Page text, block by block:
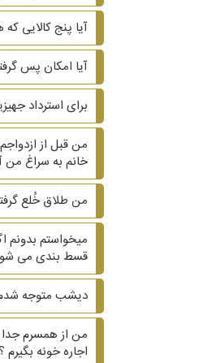
آیا پنج کالایی
آیا امکان پس
برای استرداد
من قبل از
خانم به سراغ من
من طلاق خُلع
میخواستم بدونم
قسط بندی می
دیشب متوجه شدم همسر من زن جدید گرفته، در
اجاره خونه بگیرم